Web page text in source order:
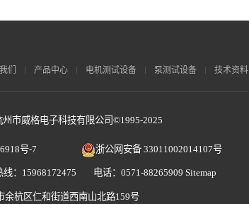
们 产品中心 电机测试设备 泵测试设备 技术资料
市威格电子科技有限公司©1995-2025
号-7 浙公网安备 33011002014107号
线：15968172475 电话：0571-88265909 Sitemap
余杭区仁和街道西南山北路159号